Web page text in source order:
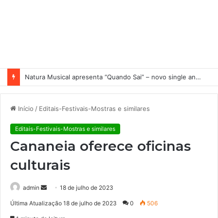
Natura Musical apresenta “Quando Sai” – novo single antecipa estreia do primeiro álbum solo de Elisa Maia
Início / Editais-Festivais-Mostras e similares
Editais-Festivais-Mostras e similares
Cananeia oferece oficinas
culturais
admin 18 de julho de 2023
Última Atualização 18 de julho de 2023 0 506